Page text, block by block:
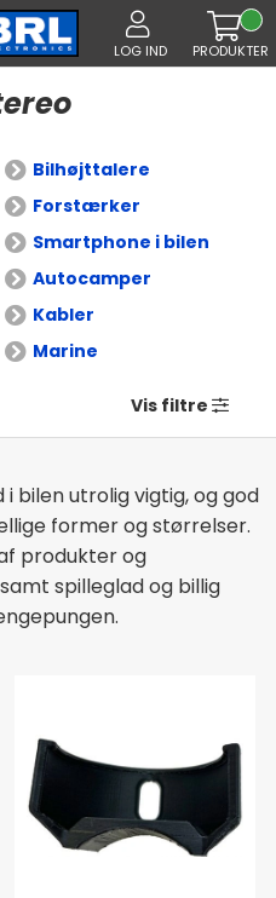
LOG IND PRODUKTER
Bilhøjttalere
Forstærker
Smartphone i bilen
Autocamper
Kabler
Marine
bilen utrolig vigtig, og god
former og størrelser.
produkter og
spilleglad og billig
Vis filtre